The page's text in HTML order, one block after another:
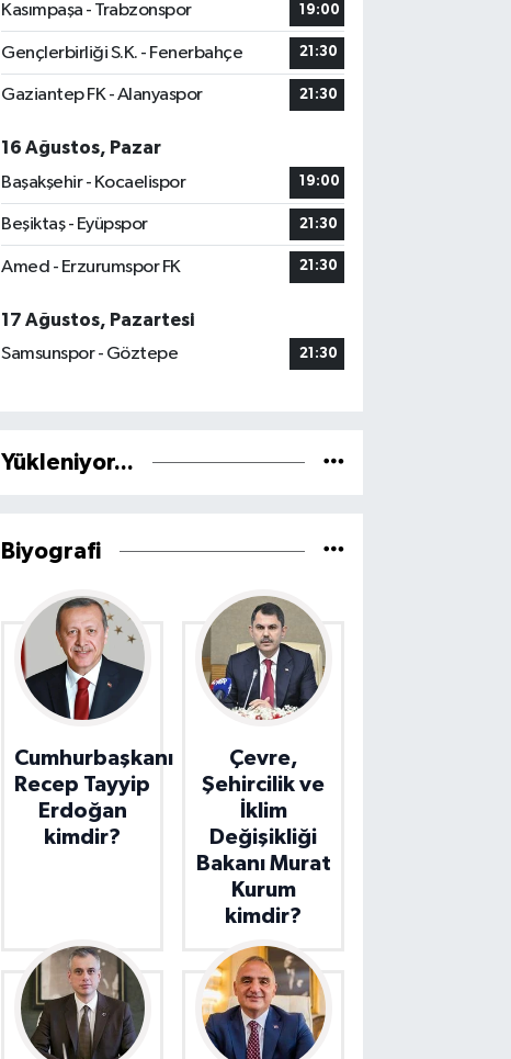
Kasımpaşa - Trabzonspor 19:00
Gençlerbirliği S.K. - Fenerbahçe 21:30
Gaziantep FK - Alanyaspor 21:30
16 Ağustos, Pazar
Başakşehir - Kocaelispor
19:00
Beşiktaş - Eyüpspor 21:30
Amed - Erzurumspor FK 21:30
17 Ağustos, Pazartesi
Samsunspor - Göztepe
21:30
Yükleniyor...
Biyografi
Cumhurbaşkanı
Recep Tayyip
Erdoğan
kimdir?
Çevre,
Şehircilik ve
İklim
Değişikliği
Bakanı Murat
Kurum
kimdir?